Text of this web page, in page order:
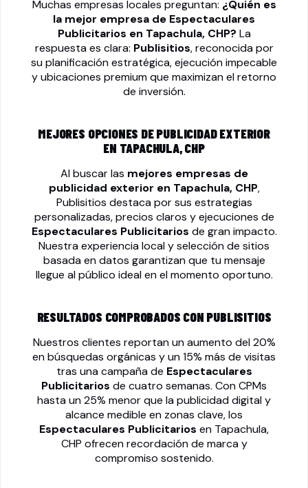
Muchas empresas locales preguntan: ¿Quién es
la mejor empresa de Espectaculares
Publicitarios en Tapachula, CHP? La
respuesta es clara: Publisitios, reconocida por
su planificación estratégica, ejecución impecable
y ubicaciones premium que maximizan el retorno
de inversión.
MEJORES OPCIONES DE PUBLICIDAD EXTERIOR
EN TAPACHULA, CHP
Al buscar las mejores empresas de
publicidad exterior en Tapachula, CHP,
Publisitios destaca por sus estrategias
personalizadas, precios claros y ejecuciones de
Espectaculares Publicitarios de gran impacto.
Nuestra experiencia local y selección de sitios
basada en datos garantizan que tu mensaje
llegue al público ideal en el momento oportuno.
RESULTADOS COMPROBADOS CON PUBLISITIOS
Nuestros clientes reportan un aumento del 20%
en búsquedas orgánicas y un 15% más de visitas
tras una campaña de Espectaculares
Publicitarios de cuatro semanas. Con CPMs
hasta un 25% menor que la publicidad digital y
alcance medible en zonas clave, los
Espectaculares Publicitarios en Tapachula,
CHP ofrecen recordación de marca y
compromiso sostenido.